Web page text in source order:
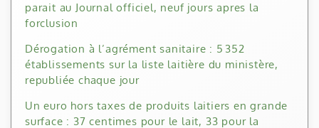
parait au Journal officiel, neuf jours apres la
forclusion
Dérogation à l’agrément sanitaire : 5 352
établissements sur la liste laitière du ministère,
republiée chaque jour
Un euro hors taxes de produits laitiers en grande
surface : 37 centimes pour le lait, 33 pour la